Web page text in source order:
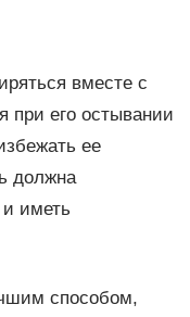
вместе с
при его остывании
ее
должна
иметь
способом,